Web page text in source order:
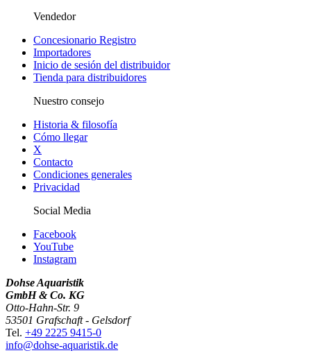
Vendedor
Concesionario Registro
Importadores
Inicio de sesión del distribuidor
Tienda para distribuidores
Nuestro consejo
Historia & filosofía
Cómo llegar
X
Contacto
Condiciones generales
Privacidad
Social Media
Facebook
YouTube
Instagram
Dohse Aquaristik
GmbH & Co. KG
Otto-Hahn-Str. 9
53501 Grafschaft - Gelsdorf
Tel. +49 2225 9415-0
info@dohse-aquaristik.de